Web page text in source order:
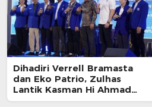
Dihadiri Verrell Bramasta
dan Eko Patrio, Zulhas
Lantik Kasman Hi Ahmad
Jadi Ketua PAN Maluku